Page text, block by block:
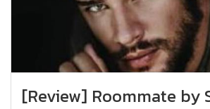
[Review] Roommate by